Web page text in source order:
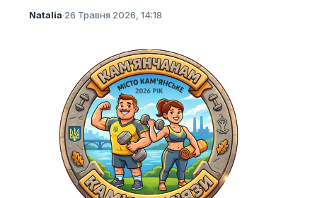
Natalia·26 Травня 2026, 14:18